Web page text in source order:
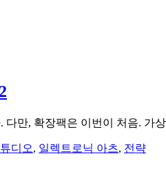
다만, 확장팩은 이번이 처음. 가
디오, 일렉트로닉 아츠, 전략